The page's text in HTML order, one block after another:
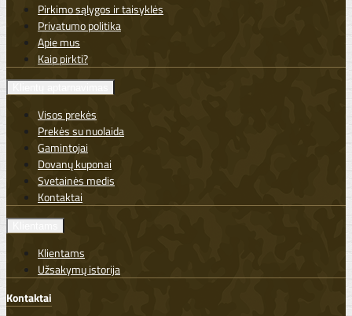
Pirkimo sąlygos ir taisyklės
Privatumo politika
Apie mus
Kaip pirkti?
Visos prekės
Prekės su nuolaida
Gamintojai
Dovanų kuponai
Svetainės medis
Kontaktai
Klientams
Užsakymų istorija
Kontaktai